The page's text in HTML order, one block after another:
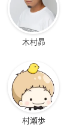
木村昴
村瀬歩